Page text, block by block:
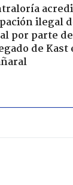
ilegal
por parte de
de Kast